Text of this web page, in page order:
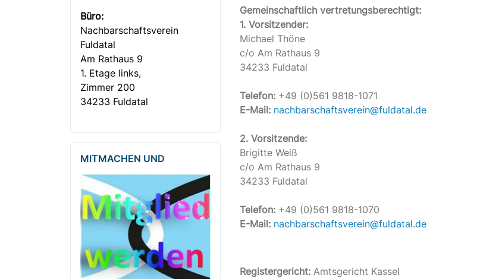
Gemeinschaftlich vertretungsberechtigt:
1. Vorsitzender:
Michael Thöne
c/o Am Rathaus 9
34233 Fuldatal
Telefon: +49 (0)561 9818-1071
E-Mail: nachbarschaftsverein@fuldatal.de
2. Vorsitzende:
Brigitte Weiß
c/o Am Rathaus 9
34233 Fuldatal
Telefon: +49 (0)561 9818-1070
E-Mail: nachbarschaftsverein@fuldatal.de
Registergericht: Amtsgericht Kassel
Büro:
Nachbar­­schafts­verein
Fuldatal
Am Rathaus 9
1. Etage links,
Zimmer 200
34233 Fuldatal
MITMACHEN UND